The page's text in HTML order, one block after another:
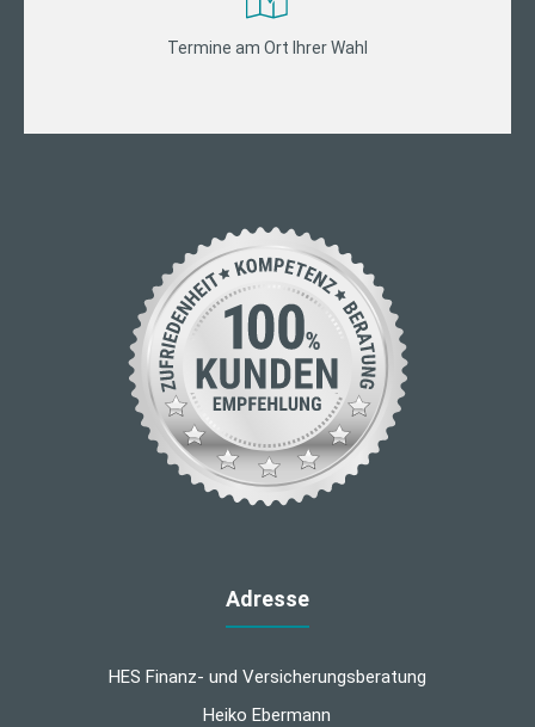
Termine am Ort Ihrer Wahl
Adresse
HES Finanz- und Versicherungsberatung
Heiko Ebermann